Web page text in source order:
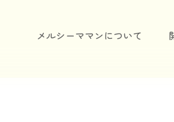
メルシーママンについて